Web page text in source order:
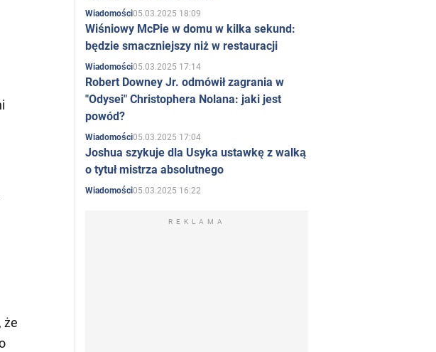
że
Wiadomości05.03.2025 18:09
Wiśniowy McPie w domu w kilka sekund:
będzie smaczniejszy niż w restauracji
Wiadomości05.03.2025 17:14
Robert Downey Jr. odmówił zagrania w
"Odysei" Christophera Nolana: jaki jest
powód?
Wiadomości05.03.2025 17:04
Joshua szykuje dla Usyka ustawkę z walką
o tytuł mistrza absolutnego
Wiadomości05.03.2025 16:22
REKLAMA